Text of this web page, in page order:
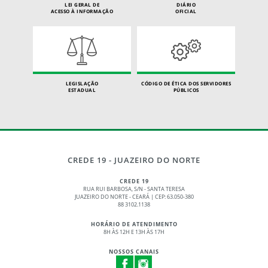
LEI GERAL DE
ACESSO À INFORMAÇÃO
DIÁRIO
OFICIAL
LEGISLAÇÃO
ESTADUAL
CÓDIGO DE ÉTICA DOS SERVIDORES
PÚBLICOS
CREDE 19 - JUAZEIRO DO NORTE
CREDE 19
RUA RUI BARBOSA, S/N - SANTA TERESA
JUAZEIRO DO NORTE - CEARÁ | CEP: 63.050-380
88 3102.1138
HORÁRIO DE ATENDIMENTO
8H ÀS 12H E 13H ÀS 17H
NOSSOS CANAIS